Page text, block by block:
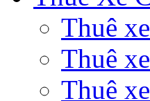
Thuê
Thuê
Thuê